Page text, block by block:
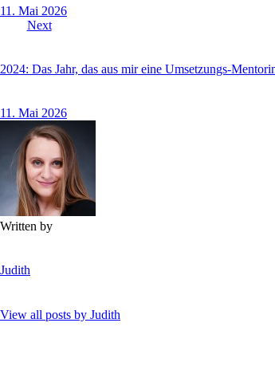
11. Mai 2026
Next
2024: Das Jahr, das aus mir eine Umsetzungs-
11. Mai 2026
Written by
Judith
View all posts by Judith